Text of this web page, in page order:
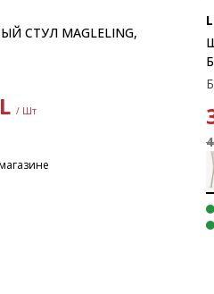
СТУЛ MAGLELING,
/ Шт